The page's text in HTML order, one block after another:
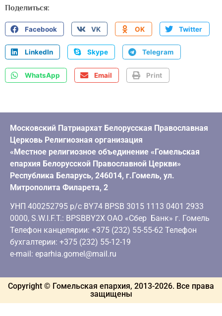
Поделиться:
Facebook VK OK Twitter
LinkedIn Skype Telegram
WhatsApp Email Print
Московский Патриархат Белорусская Православная
Церковь Религиозная организация
«Местное религиозное объединение «Гомельская
епархия Белорусской Православной Церкви»
Республика Беларусь, 246014, г.Гомель, ул.
Митрополита Филарета, 2
УНП 400252795 р/с BY74 BPSB 3015 1113 0401 2933
0000, S.W.I.F.T.: BPSBBY2X ОАО «Сбер Банк» г. Гомель
Телефон канцелярии: +375 (232) 55-55-62 Телефон
бухгалтерии: +375 (232) 55-12-19
e-mail: eparhia.gomel@mail.ru
Copyright © Гомельская епархия, 2013-2026. Все права
защищены